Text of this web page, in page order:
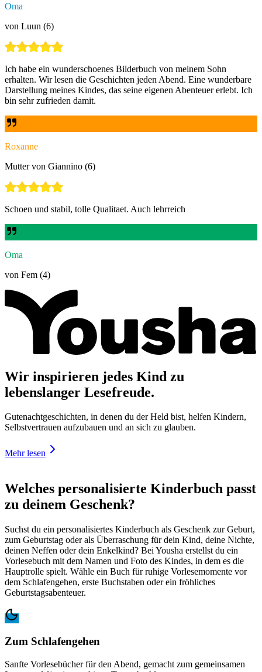
Oma
von Luun (6)
Ich habe ein wunderschoenes Bilderbuch von meinem Sohn
erhalten. Wir lesen die Geschichten jeden Abend. Eine wunderbare
Darstellung meines Kindes, das seine eigenen Abenteuer erlebt. Ich
bin sehr zufrieden damit.
Roxanne
Mutter von Giannino (6)
Schoen und stabil, tolle Qualitaet. Auch lehrreich
Oma
von Fem (4)
Wir inspirieren jedes Kind zu
lebenslanger Lesefreude.
Gutenachtgeschichten, in denen du der Held bist, helfen Kindern,
Selbstvertrauen aufzubauen und an sich zu glauben.
Mehr lesen
Welches personalisierte Kinderbuch passt
zu deinem Geschenk?
Suchst du ein personalisiertes Kinderbuch als Geschenk zur Geburt,
zum Geburtstag oder als Überraschung für dein Kind, deine Nichte,
deinen Neffen oder dein Enkelkind? Bei Yousha erstellst du ein
Vorlesebuch mit dem Namen und Foto des Kindes, in dem es die
Hauptrolle spielt. Wähle ein Buch für ruhige Vorlesemomente vor
dem Schlafengehen, erste Buchstaben oder ein fröhliches
Geburtstagsabenteuer.
Zum Schlafengehen
Sanfte Vorlesebücher für den Abend, gemacht zum gemeinsamen